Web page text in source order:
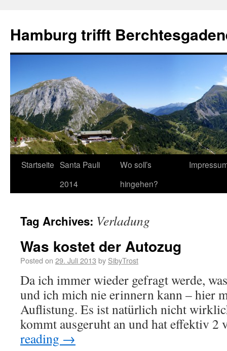
Hamburg trifft
Startseite Santa Pauli
2014
Wo soll’s
hingehen?
Tag Archives: Verladung
Was kostet der Autozug
Posted on 29. Juli 2013 by SibyTrost
Da ich immer wieder gefragt werde,
und ich mich nie erinnern kann – hier
Auflistung. Es ist natürlich nicht
kommt ausgeruht an und hat effektiv
reading →